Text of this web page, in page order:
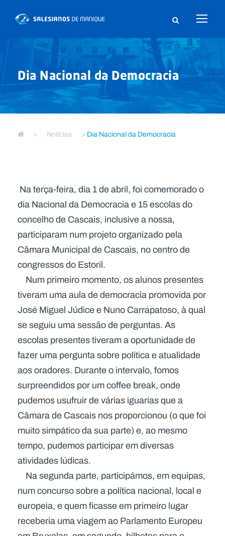
Dia Nacional da Democracia
> Notícias > Dia Nacional da Democracia
Na terça-feira, dia 1 de abril, foi comemorado o
dia Nacional da Democracia e 15 escolas do
concelho de Cascais, inclusive a nossa,
participaram num projeto organizado pela
Câmara Municipal de Cascais, no centro de
congressos do Estoril.
Num primeiro momento, os alunos presentes
tiveram uma aula de democracia promovida por
José Miguel Júdice e Nuno Carrapatoso, à qual
se seguiu uma sessão de perguntas. As
escolas presentes tiveram a oportunidade de
fazer uma pergunta sobre política e atualidade
aos oradores. Durante o intervalo, fomos
surpreendidos por um coffee break, onde
pudemos usufruir de várias iguarias que a
Câmara de Cascais nos proporcionou (o que foi
muito simpático da sua parte) e, ao mesmo
tempo, pudemos participar em diversas
atividades lúdicas.
Na segunda parte, participámos, em equipas,
num concurso sobre a política nacional, local e
europeia, e quem ficasse em primeiro lugar
receberia uma viagem ao Parlamento Europeu